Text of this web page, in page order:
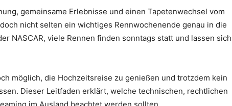
um
gemeinsame Erlebnisse und einen Tapetenwechsel vom
nicht selten ein wichtiges Rennwochenende genau in die
NASCAR, viele Rennen finden sonntags statt und lassen sich
möglich, die Hochzeitsreise zu genießen und trotzdem kein
Dieser Leitfaden erklärt, welche technischen, rechtlichen